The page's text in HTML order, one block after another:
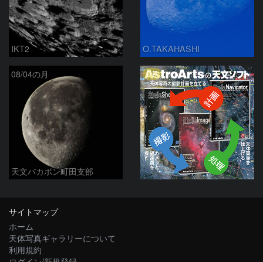
IKT2 O.TAKAHASHI
08/04の月
天文バカボン町田支部
PR
サイトマップ
ホーム
天体写真ギャラリーについて
利用規約